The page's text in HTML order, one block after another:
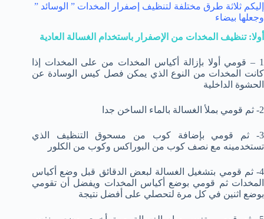
إليكم ثلاثة طرق مختلفة لتنظيف إصفرار المخدات ” الوسائد ”
وجعلها بيضاء
أولا: تنظيف المخدات من الإصفرار باستخدام الغسالة العادية
1 – قومي أولا بإزالة أكياس المخدات من على المخدات إذا
كانت المخدات من النوع الذي يمكن فصل كيس الوسادة عن
الحشوة الداخلية
2- ثم قومي بملأ الغسالة بالماء الساخن جدا
3- ثم قومي بإضافة كوب من مسحوق التنظيف الذي
تستخدمينه مع نصف كوب من البوراكس وكوب من الكلور
4- ثم قومي بتشغيل الغسالة لبعض الدقائق قبل وضع أكياس
المخدات ثم قومي بوضع أكياس المخدات ويفضل أن تقومي
بوضع اثنين في كل مرة لتحصلي على أفضل نتيجة